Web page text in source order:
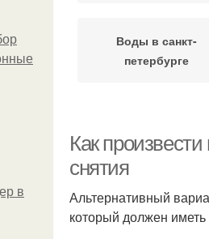
в
Воды в санкт-
петербурге
Как
снятия
Альтернативный
который должен